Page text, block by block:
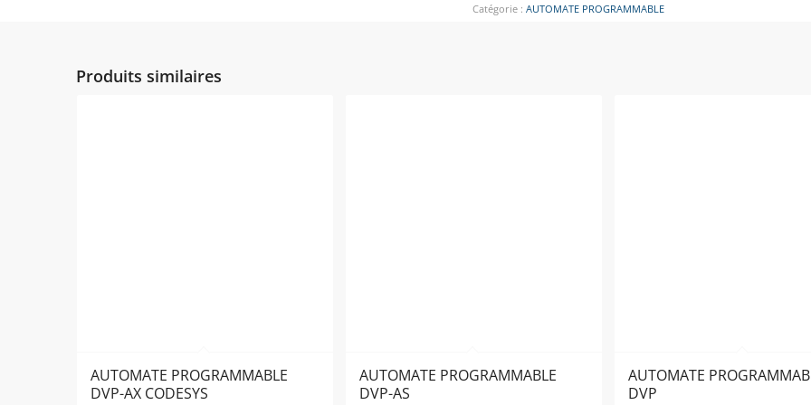
Catégorie : AUTOMATE PROGRAMMABLE
Produits similaires
AUTOMATE PROGRAMMABLE
DVP-AX CODESYS
AUTOMATE PROGRAMMABLE
DVP-AS
AUTOMATE
DVP